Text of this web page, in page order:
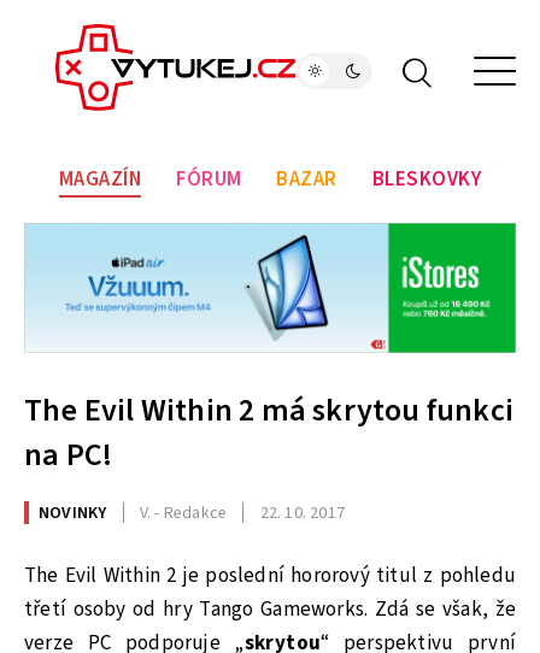
MAGAZÍN FÓRUM BAZAR BLESKOVKY
The Evil Within 2 má skrytou funkci
na PC!
NOVINKY V. - Redakce 22. 10. 2017
The Evil Within 2 je poslední hororový titul z pohledu
třetí osoby od hry Tango Gameworks. Zdá se však, že
verze PC podporuje „skrytou“ perspektivu první